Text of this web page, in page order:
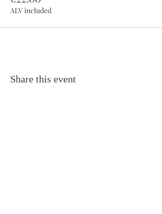
ALV included
Share this event